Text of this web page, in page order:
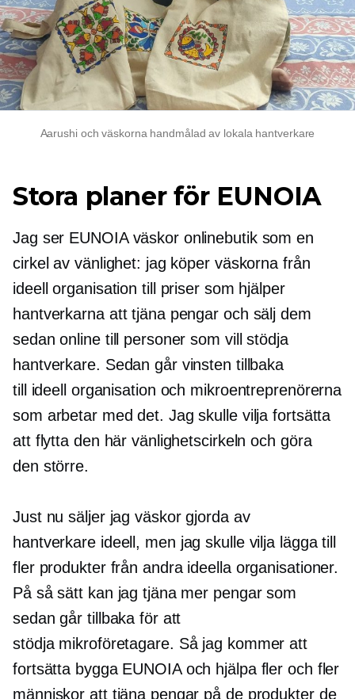
Aarushi och väskorna handmålad av lokala hantverkare
Stora planer för EUNOIA
Jag ser EUNOIA väskor onlinebutik som en
cirkel av vänlighet: jag köper väskorna från
ideell organisation till priser som hjälper
hantverkarna att tjäna pengar och sälj dem
sedan online till personer som vill stödja
hantverkare. Sedan går vinsten tillbaka
till ideell organisation och mikroentreprenörerna
som arbetar med det. Jag skulle vilja fortsätta
att flytta den här vänlighetscirkeln och göra
den större.
Just nu säljer jag väskor gjorda av
hantverkare ideell, men jag skulle vilja lägga till
fler produkter från andra ideella organisationer.
På så sätt kan jag tjäna mer pengar som
sedan går tillbaka för att
stödja mikroföretagare. Så jag kommer att
fortsätta bygga EUNOIA och hjälpa fler och fler
människor att tjäna pengar på de produkter de